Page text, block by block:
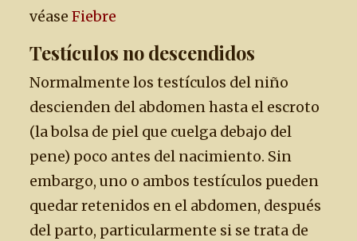
véase Fiebre
Testículos no descendidos
Normalmente los testículos del niño
descienden del abdomen hasta el escroto
(la bolsa de piel que cuelga debajo del
pene) poco antes del nacimiento. Sin
embargo, uno o ambos testículos pueden
quedar retenidos en el abdomen, después
del parto, particularmente si se trata de